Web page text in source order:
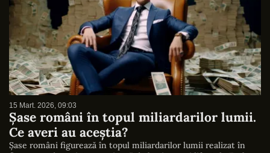
15 Mart. 2026, 09:03
Șase români în topul miliardarilor lumii.
Ce averi au aceștia?
Șase români figurează în topul miliardarilor lumii realizat în